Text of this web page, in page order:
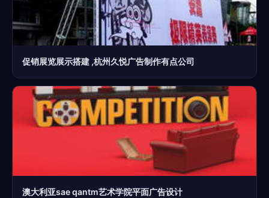
促销展览展示搭建 ,杭州久悦广告制作有点公司
澳大利亚sae qantm艺术学院平面广告设计